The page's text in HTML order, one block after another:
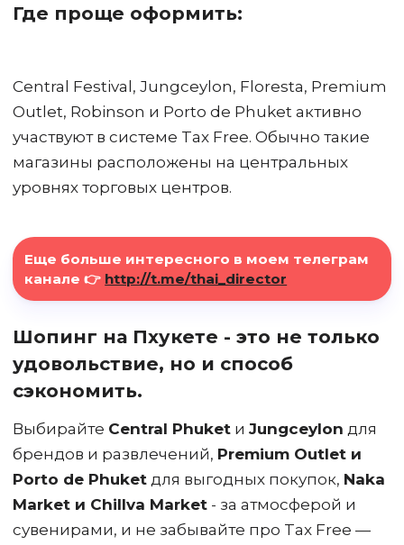
Где проще оформить:
Central Festival, Jungceylon, Floresta, Premium
Outlet, Robinson и Porto de Phuket активно
участвуют в системе Tax Free. Обычно такие
магазины расположены на центральных
уровнях торговых центров.
Еще больше интересного в моем телеграм
канале 👉 http://t.me/thai_director
Шопинг на Пхукете - это не только
удовольствие, но и способ
сэкономить.
Выбирайте Central Phuketи Jungceylon для
брендов и развлечений, Premium Outlet и
Porto de Phuketдля выгодных покупок, Naka
Market и Chillva Market- за атмосферой и
сувенирами, и не забывайте про Tax Free —